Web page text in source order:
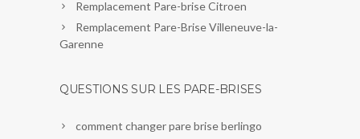
Remplacement Pare-brise Citroen
Remplacement Pare-Brise Villeneuve-la-
Garenne
QUESTIONS SUR LES PARE-BRISES
comment changer pare brise berlingo